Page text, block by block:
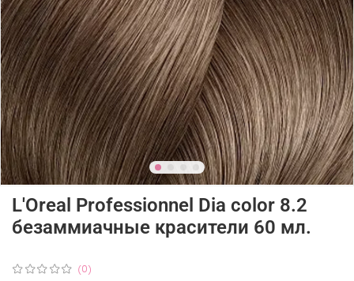
(0)
L'Oreal Professionnel Dia color 8.2
безаммиачные красители 60 мл.